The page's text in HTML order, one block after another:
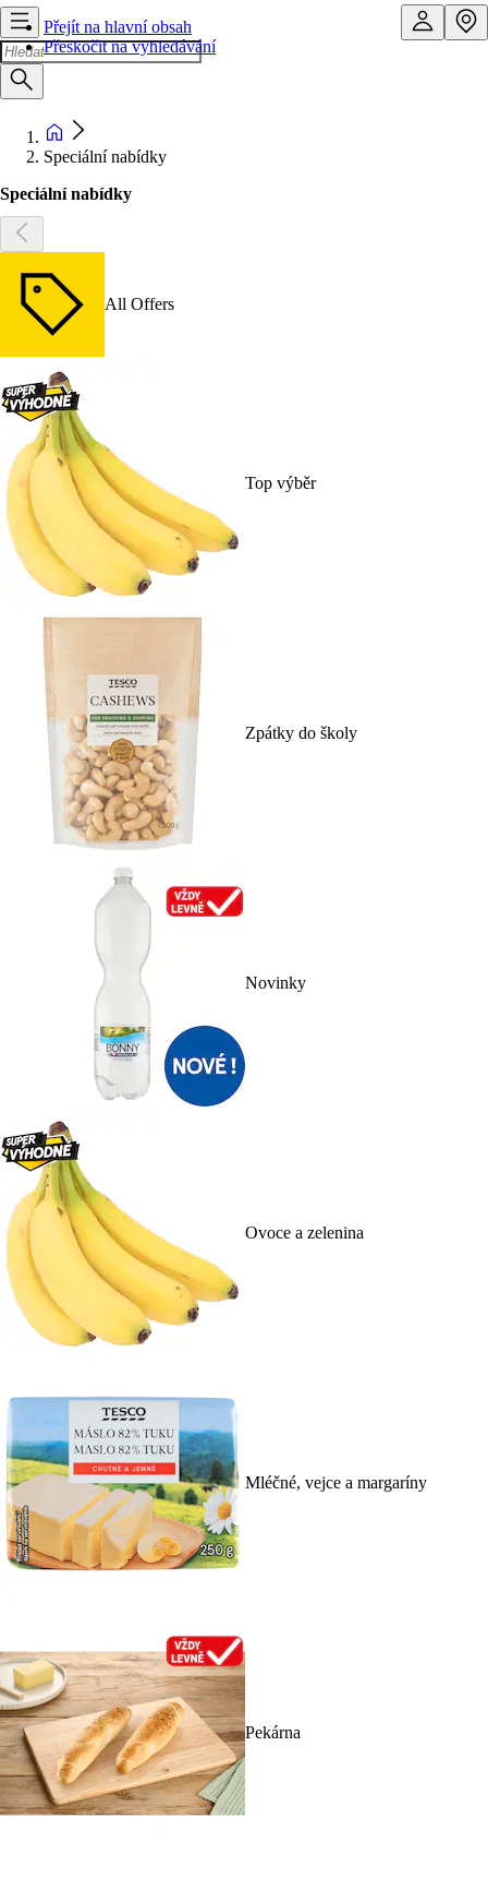
Přejít na hlavní obsah
Přeskočit na vyhledávání
Speciální nabídky
Speciální nabídky
All Offers
Top výběr
Zpátky do školy
Novinky
Ovoce a zelenina
Mléčné, vejce a margaríny
Pekárna